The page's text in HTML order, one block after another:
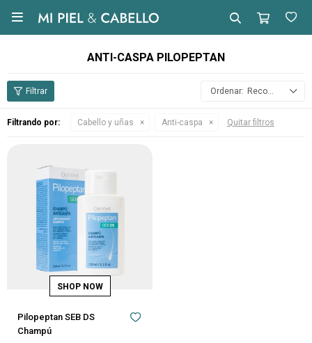

ANTI-CASPA PILOPEPTAN
Recomendados
Filtrando por: Cabello y uñas Anti-caspa Quitar filtros
Pilopeptan SEB DS
Champú